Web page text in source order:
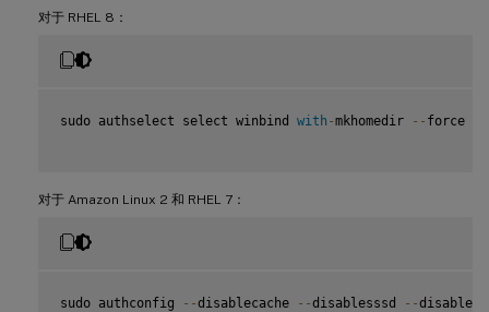
对于 RHEL 8：
sudo authselect select winbind with -mkhomedir -- force
对于 Amazon Linux 2 和 RHEL 7：
sudo authconfig --disablecache --disablesssd --